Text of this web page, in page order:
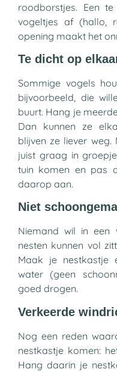
roodborstjes. Een
vogeltjes af (hallo,
opening maakt het
Te dicht op
Sommige vogels
bijvoorbeeld, die
buurt. Hang je
Dan kunnen ze
blijven ze liever weg.
juist graag in
tuin komen en pas
daarop aan.
Niet
Niemand wil in een
nesten kunnen vol
Maak je nestkastje
water (geen
goed drogen.
Verkeerde
Nog een reden
nestkastje komen:
Hang daarin je